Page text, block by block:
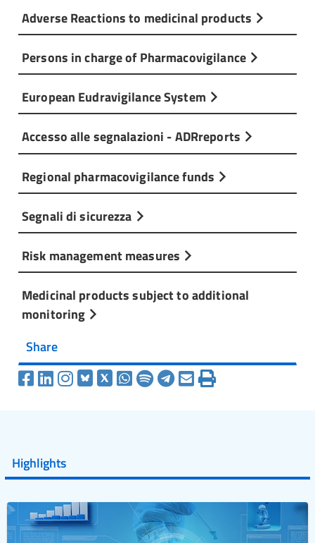
Adverse Reactions to medicinal products
Persons in charge of Pharmacovigilance
European Eudravigilance System
Accesso alle segnalazioni - ADRreports
Regional pharmacovigilance funds
Segnali di sicurezza
Risk management measures
Medicinal products subject to additional
monitoring
Share
Highlights